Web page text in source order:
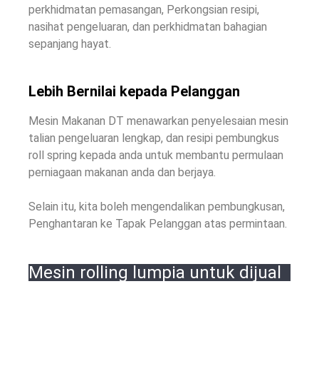
perkhidmatan pemasangan, Perkongsian resipi,
nasihat pengeluaran, dan perkhidmatan bahagian
sepanjang hayat.
Lebih Bernilai kepada Pelanggan
Mesin Makanan DT menawarkan penyelesaian mesin
talian pengeluaran lengkap, dan resipi pembungkus
roll spring kepada anda untuk membantu permulaan
perniagaan makanan anda dan berjaya.
Selain itu, kita boleh mengendalikan pembungkusan,
Penghantaran ke Tapak Pelanggan atas permintaan.
Mesin rolling lumpia untuk dijual